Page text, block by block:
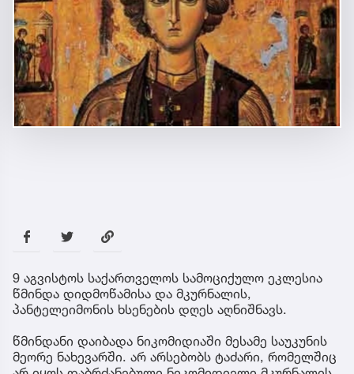
9 აგვისტოს საქართველოს სამოციქულო ეკლესია
წმინდა დიდმოწამისა და მკურნალის,
პანტელეიმონის ხსენების დღეს აღნიშნავს.
წმინდანი დაიბადა ნიკომიდიაში მესამე საუკუნის
მეორე ნახევარში. არ არსებობს ტაძარი, რომელშიც